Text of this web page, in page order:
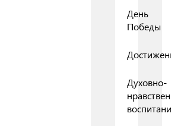
День
Победы
Духовно-